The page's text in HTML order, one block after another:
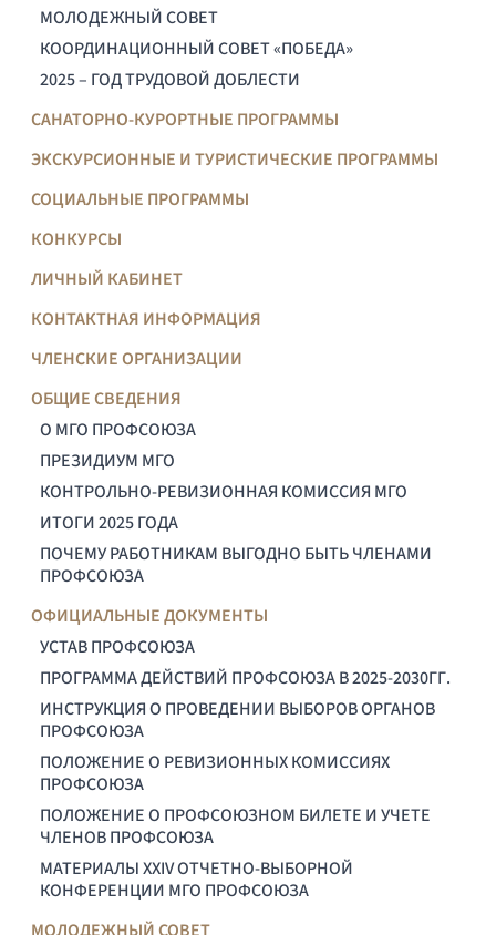
МОЛОДЕЖНЫЙ СОВЕТ
КООРДИНАЦИОННЫЙ СОВЕТ «ПОБЕДА»
2025 – ГОД ТРУДОВОЙ ДОБЛЕСТИ
САНАТОРНО-КУРОРТНЫЕ ПРОГРАММЫ
ЭКСКУРСИОННЫЕ И ТУРИСТИЧЕСКИЕ ПРОГРАММЫ
СОЦИАЛЬНЫЕ ПРОГРАММЫ
КОНКУРСЫ
ЛИЧНЫЙ КАБИНЕТ
КОНТАКТНАЯ ИНФОРМАЦИЯ
ЧЛЕНСКИЕ ОРГАНИЗАЦИИ
ОБЩИЕ СВЕДЕНИЯ
О МГО ПРОФСОЮЗА
ПРЕЗИДИУМ МГО
КОНТРОЛЬНО-РЕВИЗИОННАЯ КОМИССИЯ МГО
ИТОГИ 2025 ГОДА
ПОЧЕМУ РАБОТНИКАМ ВЫГОДНО БЫТЬ ЧЛЕНАМИ
ПРОФСОЮЗА
ОФИЦИАЛЬНЫЕ ДОКУМЕНТЫ
УСТАВ ПРОФСОЮЗА
ПРОГРАММА ДЕЙСТВИЙ ПРОФСОЮЗА В 2025-2030ГГ.
ИНСТРУКЦИЯ О ПРОВЕДЕНИИ ВЫБОРОВ ОРГАНОВ
ПРОФСОЮЗА
ПОЛОЖЕНИЕ О РЕВИЗИОННЫХ КОМИССИЯХ
ПРОФСОЮЗА
ПОЛОЖЕНИЕ О ПРОФСОЮЗНОМ БИЛЕТЕ И УЧЕТЕ
ЧЛЕНОВ ПРОФСОЮЗА
МАТЕРИАЛЫ XXIV ОТЧЕТНО-ВЫБОРНОЙ
КОНФЕРЕНЦИИ МГО ПРОФСОЮЗА